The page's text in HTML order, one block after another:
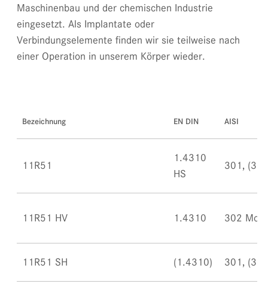
Maschinenbau und der chemischen Industrie
eingesetzt. Als Implantate oder
Verbindungselemente finden wir sie teilweise nach
einer Operation in unserem Körper wieder.
Bezeichnung EN DIN AISI
11R51
1.4310
HS
301,
11R51 HV 1.4310 302 Mod.
11R51 SH (1.4310) 301,